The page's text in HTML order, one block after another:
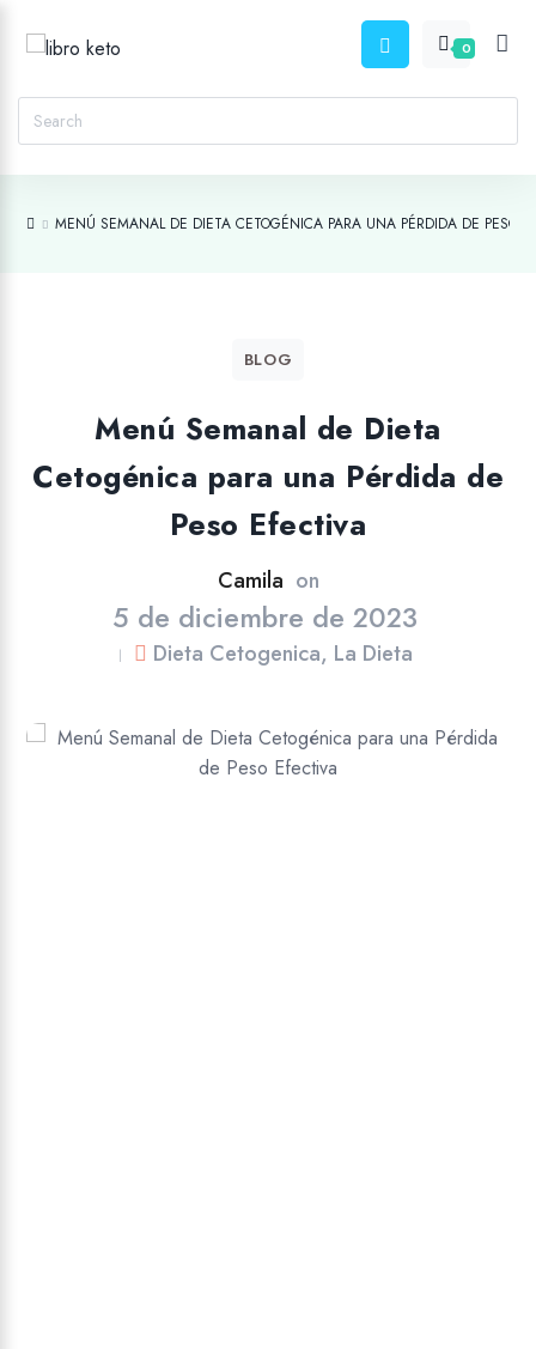
0
MENÚ SEMANAL DE DIETA CETOGÉNICA PARA UNA PÉRDIDA DE PESO
BLOG
Menú Semanal de Dieta
Cetogénica para una Pérdida de
Peso Efectiva
Camila on
5 de diciembre de 2023
| Dieta Cetogenica, La Dieta